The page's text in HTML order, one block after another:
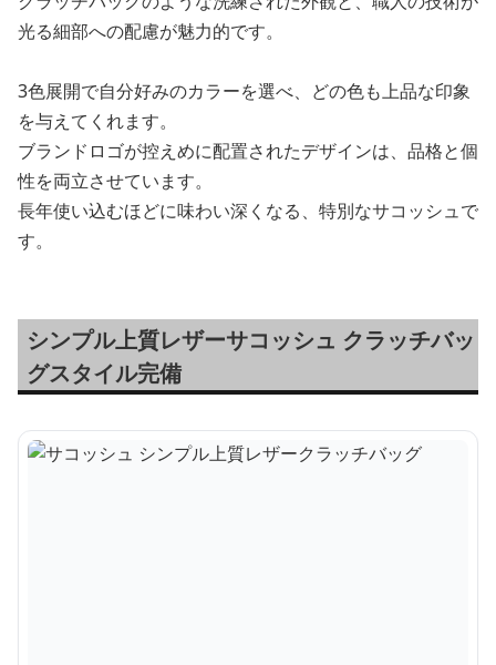
光る細部への配慮が魅力的です。
3色展開で自分好みのカラーを選べ、どの色も上品な印象
を与えてくれます。
ブランドロゴが控えめに配置されたデザインは、品格と個
性を両立させています。
長年使い込むほどに味わい深くなる、特別なサコッシュで
す。
シンプル上質レザーサコッシュ クラッチバッ
グスタイル完備